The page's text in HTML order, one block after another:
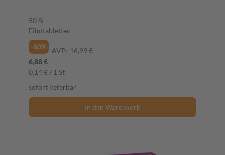
50 St
Filmtabletten
-60%
AVP: 16,99 €
6,88 €
0,14 € / 1 St
sofort lieferbar
In den Warenkorb